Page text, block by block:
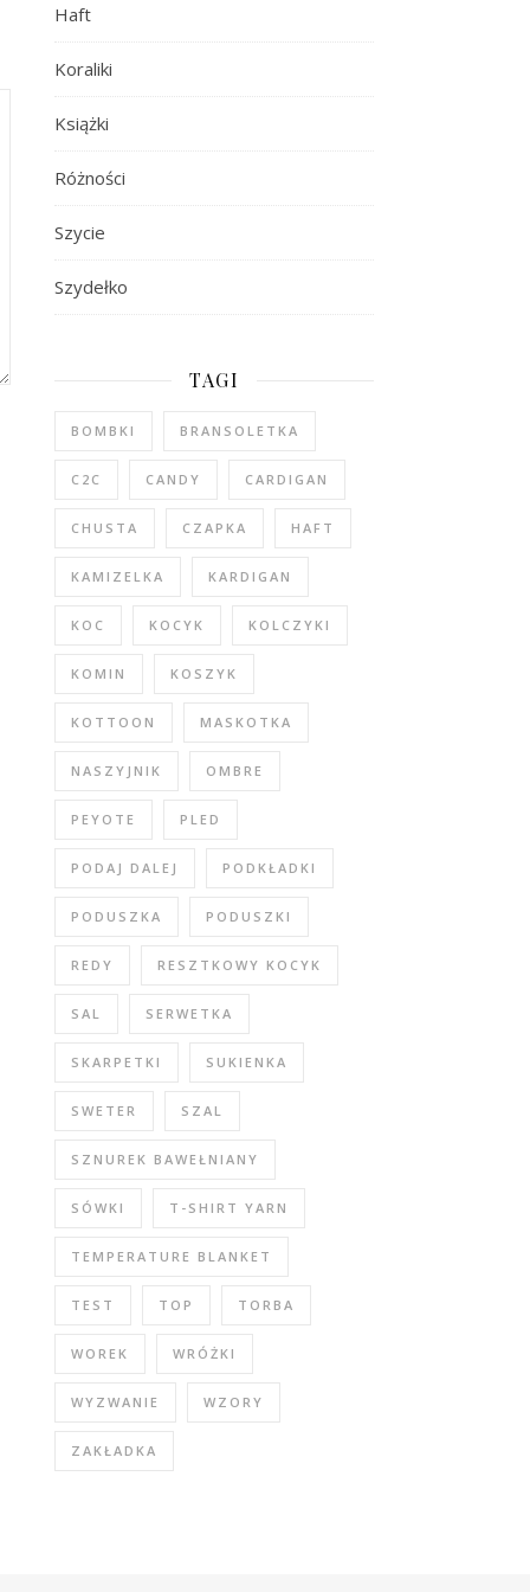
Haft
Koraliki
Książki
Różności
Szycie
Szydełko
TAGI
BOMBKI BRANSOLETKA
C2C CANDY CARDIGAN
CHUSTA CZAPKA HAFT
KAMIZELKA KARDIGAN
KOC KOCYK KOLCZYKI
KOMIN KOSZYK
KOTTOON MASKOTKA
NASZYJNIK OMBRE
PEYOTE PLED
PODAJ DALEJ PODKŁADKI
PODUSZKA PODUSZKI
REDY RESZTKOWY KOCYK
SAL SERWETKA
SKARPETKI SUKIENKA
SWETER SZAL
SZNUREK BAWEŁNIANY
SÓWKI T-SHIRT YARN
TEMPERATURE BLANKET
TEST TOP TORBA
WOREK WRÓŻKI
WYZWANIE WZORY
ZAKŁADKA